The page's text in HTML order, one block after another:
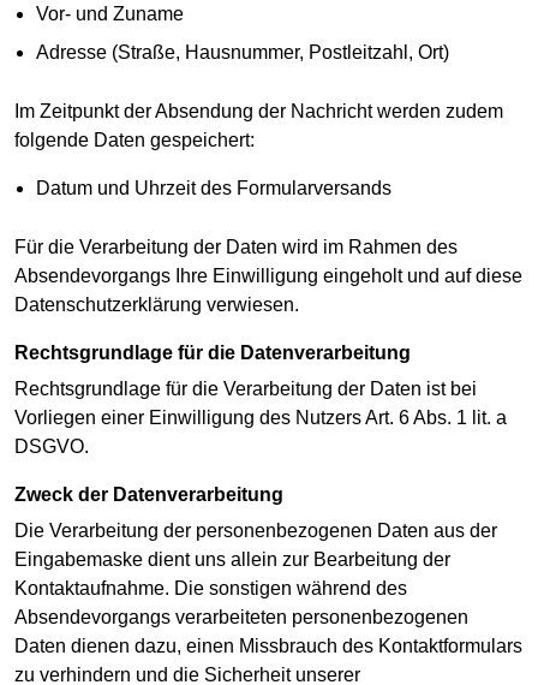
Vor- und Zuname
Adresse (Straße, Hausnummer, Postleitzahl, Ort)
Im Zeitpunkt der Absendung der Nachricht werden zudem
folgende Daten gespeichert:
Datum und Uhrzeit des Formularversands
Für die Verarbeitung der Daten wird im Rahmen des
Absendevorgangs Ihre Einwilligung eingeholt und auf diese
Datenschutzerklärung verwiesen.
Rechtsgrundlage für die Datenverarbeitung
Rechtsgrundlage für die Verarbeitung der Daten ist bei
Vorliegen einer Einwilligung des Nutzers Art. 6 Abs. 1 lit. a
DSGVO.
Zweck der Datenverarbeitung
Die Verarbeitung der personenbezogenen Daten aus der
Eingabemaske dient uns allein zur Bearbeitung der
Kontaktaufnahme. Die sonstigen während des
Absendevorgangs verarbeiteten personenbezogenen
Daten dienen dazu, einen Missbrauch des Kontaktformulars
zu verhindern und die Sicherheit unserer